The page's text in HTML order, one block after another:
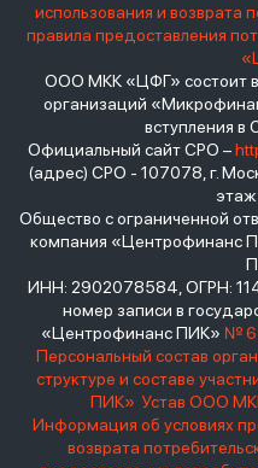
использования и возврата
правила предоставления
ООО МКК «ЦФГ» состоит
организаций
вступления в
Официальный сайт СРО –
(адрес) СРО - 107078, г.
этаж
Общество с ограниченной
компания «Центрофинанс
ИНН: 2902078584, ОГРН:
номер записи в
«Центрофинанс ПИК» №
Персональный состав
структуре и составе
ПИК» Устав ООО
Информация об условиях
возврата